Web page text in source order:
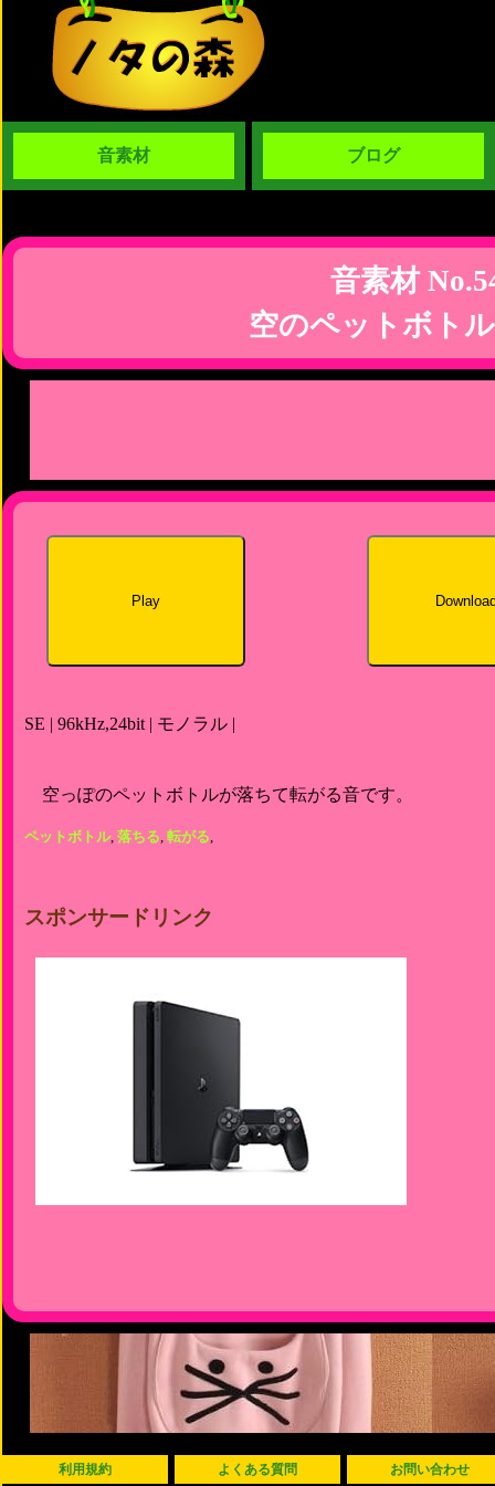
音素材 ブログ
音素材
空のペットボト
Play
SE | 96kHz,24bit | モノラル |
空っぽのペットボトルが落ちて転がる音です。
ペットボトル, 落ちる, 転がる,
スポンサードリンク
利用規約 よくある質問 お問い合わせ